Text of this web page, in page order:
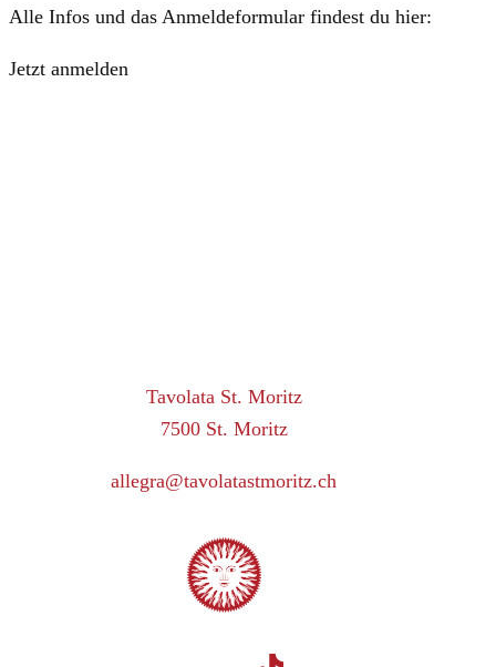
Alle Infos und das Anmeldeformular findest du hier:
Jetzt anmelden
Tavolata St. Moritz
7500 St. Moritz
allegra@tavolatastmoritz.ch